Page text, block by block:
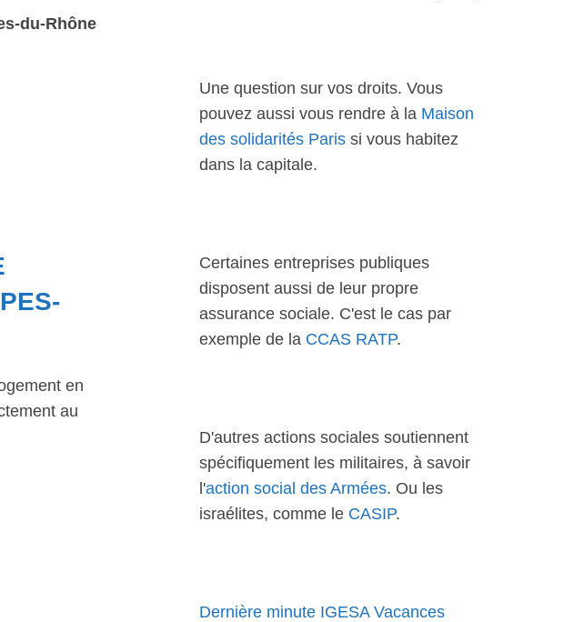
du-Rhône
en
au
Une question sur vos droits. Vous
pouvez aussi vous rendre à la Maison
des solidarités Paris si vous habitez
dans la capitale.
Certaines entreprises publiques
disposent aussi de leur propre
assurance sociale. C'est le cas par
exemple de la CCAS RATP.
D'autres actions sociales soutiennent
spécifiquement les militaires, à savoir
l'action social des Armées. Ou les
israélites, comme le CASIP.
Dernière minute IGESA Vacances